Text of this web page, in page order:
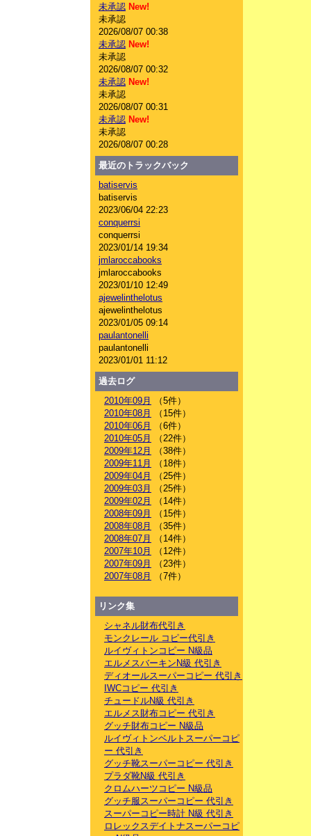
未承認 New!
未承認
2026/08/07 00:38
未承認 New!
未承認
2026/08/07 00:32
未承認 New!
未承認
2026/08/07 00:31
未承認 New!
未承認
2026/08/07 00:28
最近のトラックバック
batiservis
batiservis
2023/06/04 22:23
conquerrsi
conquerrsi
2023/01/14 19:34
jmlaroccabooks
jmlaroccabooks
2023/01/10 12:49
ajewelinthelotus
ajewelinthelotus
2023/01/05 09:14
paulantonelli
paulantonelli
2023/01/01 11:12
過去ログ
2010年09月
（5件）
2010年08月
（15件）
2010年06月
（6件）
2010年05月
（22件）
2009年12月
（38件）
2009年11月
（18件）
2009年04月
（25件）
2009年03月
（25件）
2009年02月
（14件）
2008年09月
（15件）
2008年08月
（35件）
2008年07月
（14件）
2007年10月
（12件）
2007年09月
（23件）
2007年08月
（7件）
リンク集
シャネル財布代引き
モンクレール コピー代引き
ルイヴィトンコピー N級品
エルメスバーキンN級 代引き
ディオールスーパーコピー 代引き
IWCコピー 代引き
チュードルN級 代引き
エルメス財布コピー 代引き
グッチ財布コピー N級品
ルイヴィトンベルトスーパーコピ
ー 代引き
グッチ靴スーパーコピー 代引き
プラダ靴N級 代引き
クロムハーツコピー N級品
グッチ服スーパーコピー 代引き
スーパーコピー時計 N級 代引き
ロレックスデイトナスーパーコピ